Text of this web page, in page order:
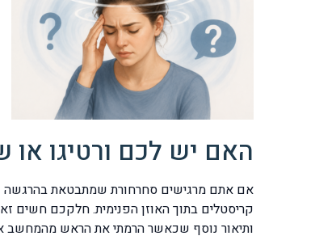
האם יש לכם ורטיגו או
אם אתם מרגישים סחרחורת שמתבטאת בהרגשה
קריסטלים בתוך האוזן הפנימית. חלקכם
ותיאור נוסף שכאשר הרמתי את הראש מהמחשב